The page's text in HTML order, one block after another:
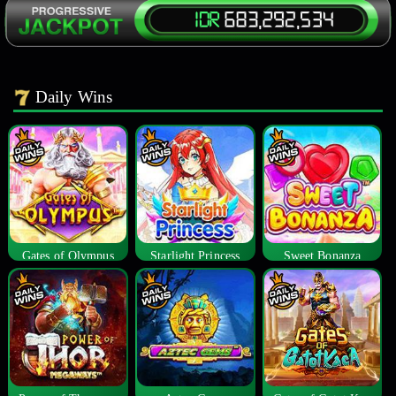
Daily Wins
Gates of Olympus Starlight Princess Sweet Bonanza